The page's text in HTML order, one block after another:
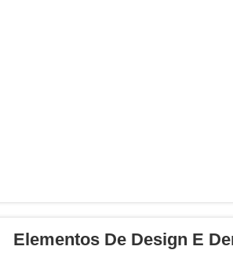
Elementos De Design E